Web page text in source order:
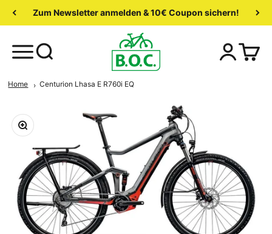
Zum Newsletter anmelden & 10€ Coupon sichern!
Home Centurion Lhasa E R760i EQ